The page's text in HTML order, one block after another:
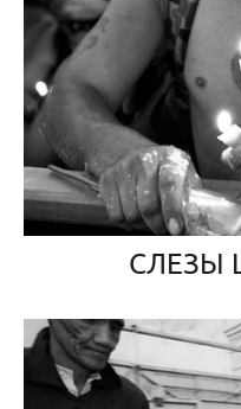
СЛЕЗЫ